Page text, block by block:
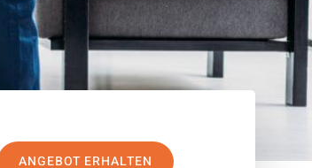
ANGEBOT ERHALTEN